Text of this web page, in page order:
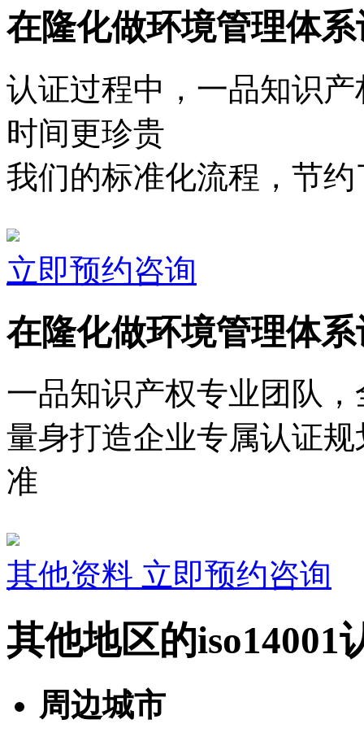
在隆化做环境管理体
认证过程中，一品知识
时间更珍贵
我们的标准化流程，节
立即预约咨询
在隆化做环境管理体
一品知识产权专业团队
量身打造企业专属认证
准
其他资料 立即预约咨询
其他地区的iso14001
周边城市